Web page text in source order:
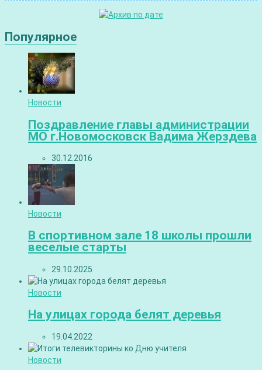
Популярное
Новости
Поздравление главы администрации
МО г.Новомосковск Вадима Жерздева
30.12.2016
Новости
В спортивном зале 18 школы прошли
веселые старты
29.10.2025
Новости
На улицах города белят деревья
19.04.2022
Новости